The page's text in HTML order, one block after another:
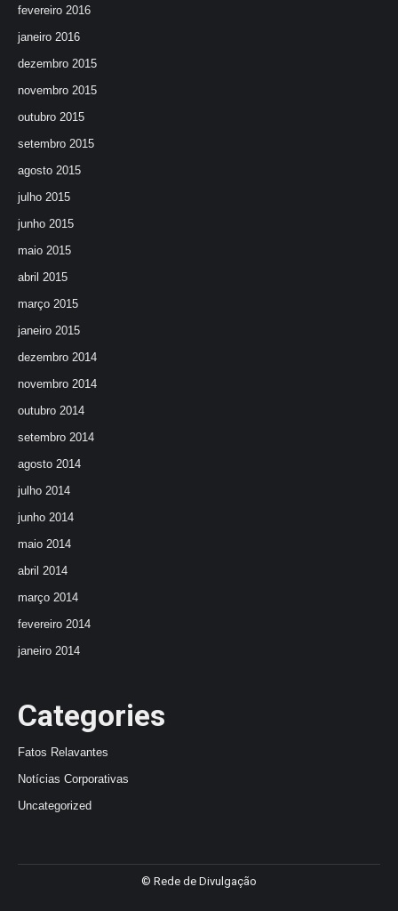
fevereiro 2016
janeiro 2016
dezembro 2015
novembro 2015
outubro 2015
setembro 2015
agosto 2015
julho 2015
junho 2015
maio 2015
abril 2015
março 2015
janeiro 2015
dezembro 2014
novembro 2014
outubro 2014
setembro 2014
agosto 2014
julho 2014
junho 2014
maio 2014
abril 2014
março 2014
fevereiro 2014
janeiro 2014
Categories
Fatos Relavantes
Notícias Corporativas
Uncategorized
© Rede de Divulgação